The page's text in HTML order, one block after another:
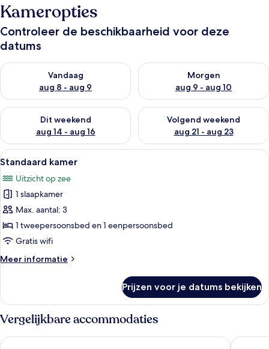
Kameropties
Controleer de beschikbaarheid voor deze
datums
Vandaag
aug 8 - aug 9
De beschikbaarheid controleren voor vanavond aug 8 - aug 9
Morgen
aug 9 - aug 10
De beschikbaarheid
Dit weekend
aug 14 - aug 16
De beschikbaarheid controleren voor dit weekend aug 14 -
Volgend weekend
aug 21 - aug 23
De beschikbaarheid
Alle
foto's
voor
Standaard
kamer
laden
Een hotelkamer met twee bedden,
6
Standaard kamer
Uitzicht op zee
1 slaapkamer
Max. aantal: 3
1 tweepersoonsbed en 1 eenpersoonsbed
Gratis wifi
Meer informatie
Meer
kamer
Prijzen voor je datums bekijken
Vergelijkbare accommodaties
Savir Suite Hotel Mesut